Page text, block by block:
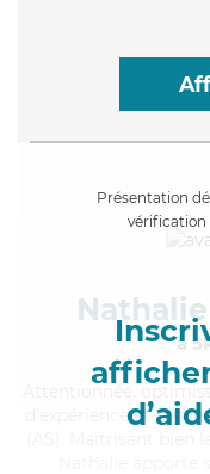
Présentation
vérification
Nathalie
à
,
d'expérience et